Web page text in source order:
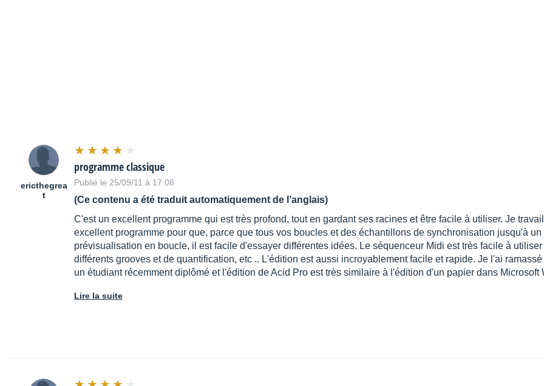
ericthegrea
t
programme classique
Publié le 25/09/11 à 17:08
(Ce contenu a été traduit automatiquement de l’anglais)
C'est un excellent programme qui est très profond, tout en gardant ses racines et être facile à utiliser. Je
excellent programme pour que, parce que tous vos boucles et des échantillons de synchronisation jusqu'à
prévisualisation en boucle, il est facile d'essayer différentes idées. Le séquenceur Midi est très facile à
différents grooves et de quantification, etc .. L'édition est aussi incroyablement facile et rapide. Je l'ai
un étudiant récemment diplômé et l'édition de Acid Pro est très similaire à l'édition d'un papier dans
Lire la suite